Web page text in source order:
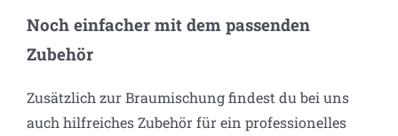
Noch einfacher mit dem passenden
Zubehör
Zusätzlich zur Braumischung findest du bei uns
auch hilfreiches Zubehör für ein professionelles